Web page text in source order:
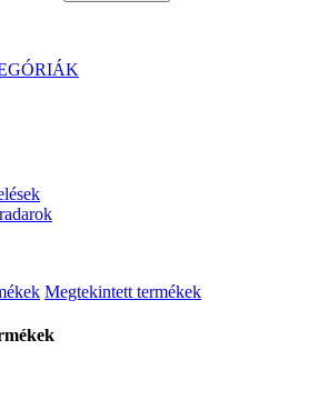
Megtekintett termékek